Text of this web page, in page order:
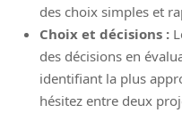
des choix simples et
Choix et décisions :
des décisions en
identifiant la plus
hésitez entre deux